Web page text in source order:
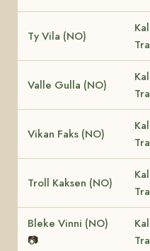
Ty Vila (NO)
Valle Gulla (NO)
Vikan Faks (NO)
Troll Kaksen (NO)
Bleke Vinni (NO)
📷